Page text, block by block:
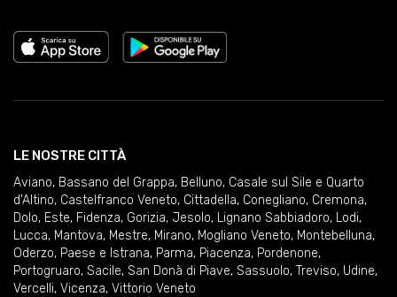
LE NOSTRE CITTÀ
Aviano, Bassano del Grappa, Belluno, Casale sul Sile e Quarto
d'Altino, Castelfranco Veneto, Cittadella, Conegliano, Cremona,
Dolo, Este, Fidenza, Gorizia, Jesolo, Lignano Sabbiadoro, Lodi,
Lucca, Mantova, Mestre, Mirano, Mogliano Veneto, Montebelluna,
Oderzo, Paese e Istrana, Parma, Piacenza, Pordenone,
Portogruaro, Sacile, San Donà di Piave, Sassuolo, Treviso, Udine,
Vercelli, Vicenza, Vittorio Veneto